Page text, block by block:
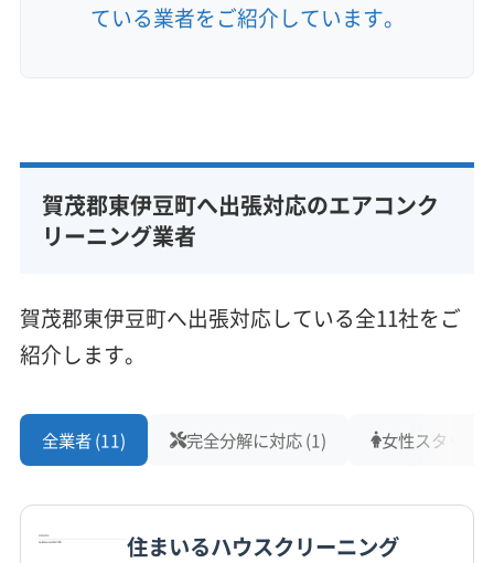
ている業者をご紹介しています。
賀茂郡東伊豆町へ出張対応のエアコンク
リーニング業者
賀茂郡東伊豆町へ出張対応している全11社をご
紹介します。
全業者 (11) 完全分解に対応 (1) 女性スタッフ
住まいるハウスクリーニング